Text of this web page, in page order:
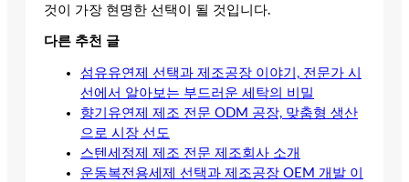
것이 가장 현명한 선택이 될 것입니다.
다른 추천 글
섬유유연제 선택과 제조공장 이야기, 전문가 시
선에서 알아보는 부드러운 세탁의 비밀
향기유연제 제조 전문 ODM 공장, 맞춤형 생산
으로 시장 선도
스텐세정제 제조 전문 제조회사 소개
운동복전용세제 선택과 제조공장 OEM 개발 이